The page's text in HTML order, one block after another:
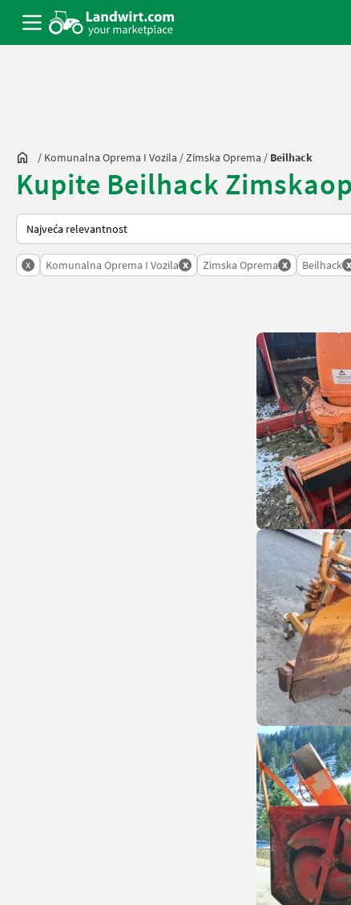
/ Komunalna Oprema I Vozila /Zimska Oprema / Beilhack
Kupite Beilhack
Tako se sortira na Landwirt.com
x Komunalna Oprema I Vozila x Zimska Oprema x Beilhack x